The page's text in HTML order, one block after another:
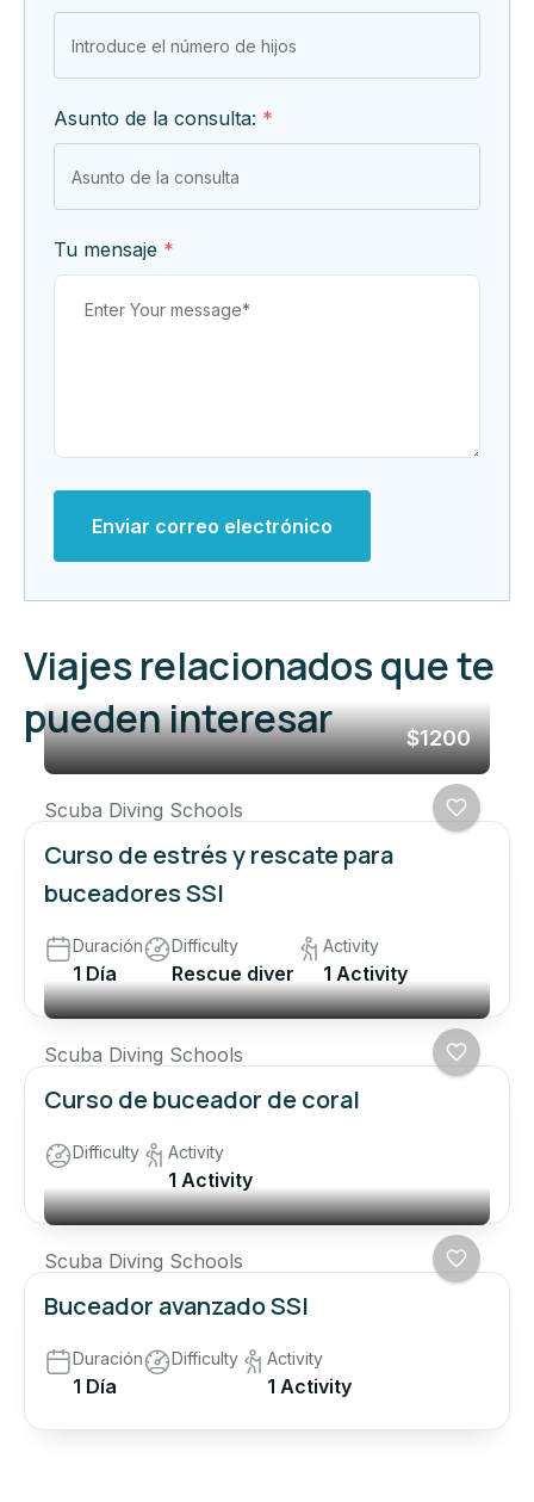
Asunto de la consulta: *
Tu mensaje *
Enviar correo electrónico
Viajes relacionados que te
pueden interesar
$1200
Scuba Diving Schools
Curso de estrés y rescate para
buceadores SSI
Duración
1 Día
Difficulty
Rescue diver
Activity
1 Activity
Scuba Diving Schools
Curso de buceador de coral
Difficulty Activity
1 Activity
Scuba Diving Schools
Buceador avanzado SSI
Duración
1 Día
Difficulty Activity
1 Activity